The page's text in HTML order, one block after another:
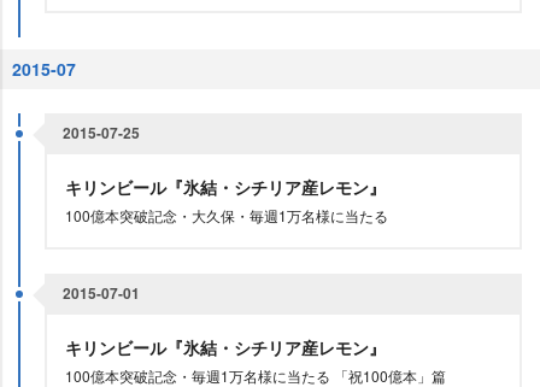
2015-07
2015-07-25
キリンビール『氷結・シチリア産レモン』
100億本突破記念・大久保・毎週1万名様に当たる
2015-07-01
キリンビール『氷結・シチリア産レモン』
100億本突破記念・毎週1万名様に当たる 「祝100億本」篇